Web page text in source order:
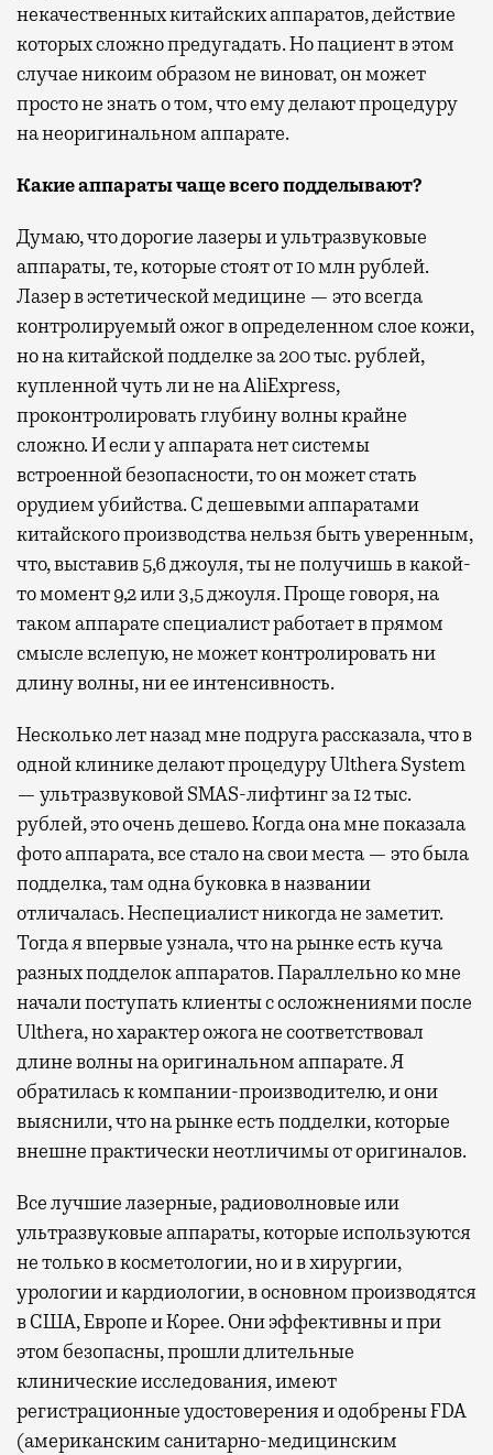
некачественных китайских аппаратов, действие
которых сложно предугадать. Но пациент в этом
случае никоим образом не виноват, он может
просто не знать о том, что ему делают процедуру
на неоригинальном аппарате.
Какие аппараты чаще всего подделывают?
Думаю, что дорогие лазеры и ультразвуковые
аппараты, те, которые стоят от 10 млн рублей.
Лазер в эстетической медицине — это всегда
контролируемый ожог в определенном слое кожи,
но на китайской подделке за 200 тыс. рублей,
купленной чуть ли не на AliExpress,
проконтролировать глубину волны крайне
сложно. И если у аппарата нет системы
встроенной безопасности, то он может стать
орудием убийства. С дешевыми аппаратами
китайского производства нельзя быть уверенным,
что, выставив 5,6 джоуля, ты не получишь в какой-
то момент 9,2 или 3,5 джоуля. Проще говоря, на
таком аппарате специалист работает в прямом
смысле вслепую, не может контролировать ни
длину волны, ни ее интенсивность.
Несколько лет назад мне подруга рассказала, что в
одной клинике делают процедуру Ulthera System
— ультразвуковой SMAS-лифтинг за 12 тыс.
рублей, это очень дешево. Когда она мне показала
фото аппарата, все стало на свои места — это была
подделка, там одна буковка в названии
отличалась. Неспециалист никогда не заметит.
Тогда я впервые узнала, что на рынке есть куча
разных подделок аппаратов. Параллельно ко мне
начали поступать клиенты с осложнениями после
Ulthera, но характер ожога не соответствовал
длине волны на оригинальном аппарате. Я
обратилась к компании-производителю, и они
выяснили, что на рынке есть подделки, которые
внешне практически неотличимы от оригиналов.
Все лучшие лазерные, радиоволновые или
ультразвуковые аппараты, которые используются
не только в косметологии, но и в хирургии,
урологии и кардиологии, в основном производятся
в США, Европе и Корее. Они эффективны и при
этом безопасны, прошли длительные
клинические исследования, имеют
регистрационные удостоверения и одобрены FDA
(американским санитарно-медицинским